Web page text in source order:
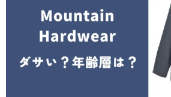
バッグ